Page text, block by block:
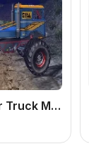
Monster Truck Montain Offroad